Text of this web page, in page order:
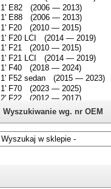
Wyszukiwanie wg. nr OEM